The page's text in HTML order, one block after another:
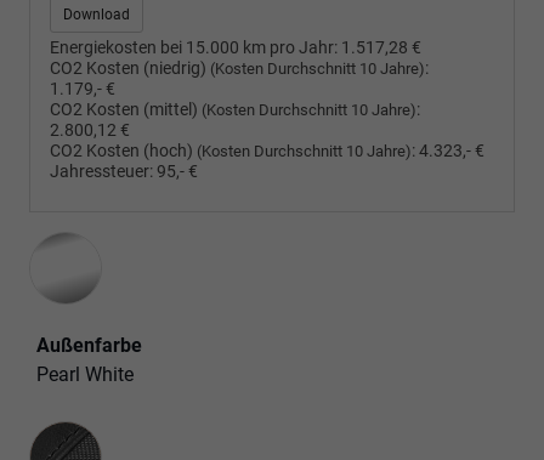
Download
Energiekosten bei 15.000 km pro Jahr: 1.517,28 €
CO2 Kosten (niedrig) (Kosten Durchschnitt 10 Jahre):
1.179,- €
CO2 Kosten (mittel) (Kosten Durchschnitt 10 Jahre):
2.800,12 €
CO2 Kosten (hoch) (Kosten Durchschnitt 10 Jahre):4.323,- €
Jahressteuer: 95,- €
Außenfarbe
Pearl White
Innenausstattung